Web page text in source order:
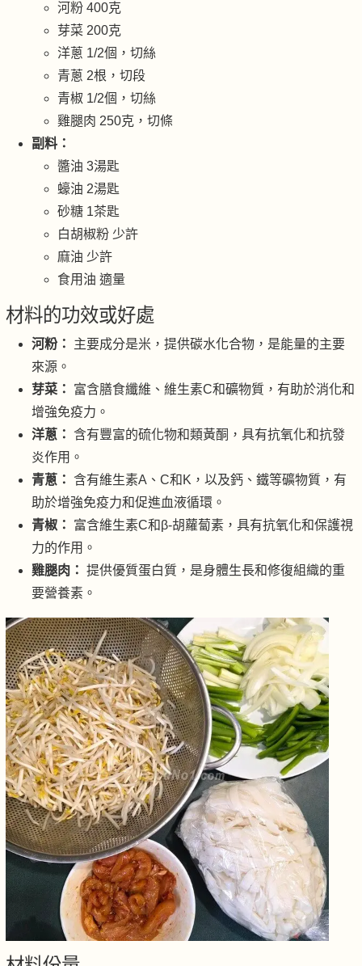
河粉 400克
芽菜 200克
洋蔥 1/2個，切絲
青蔥 2根，切段
青椒 1/2個，切絲
雞腿肉 250克，切條
副料：
醬油 3湯匙
蠔油 2湯匙
砂糖 1茶匙
白胡椒粉 少許
麻油 少許
食用油 適量
材料的功效或好處
河粉：
主要成分是米，提供碳水化合物，是能量的主要
來源。
芽菜：
富含膳食纖維、維生素C和礦物質，有助於消化和
增強免疫力。
洋蔥：
含有豐富的硫化物和類黃酮，具有抗氧化和抗發
炎作用。
青蔥：
含有維生素A、C和K，以及鈣、鐵等礦物質，有
助於增強免疫力和促進血液循環。
青椒：
富含維生素C和β-胡蘿蔔素，具有抗氧化和保護視
力的作用。
雞腿肉： 提供優質蛋白質，是身體生長和修復組織的重
要營養素。